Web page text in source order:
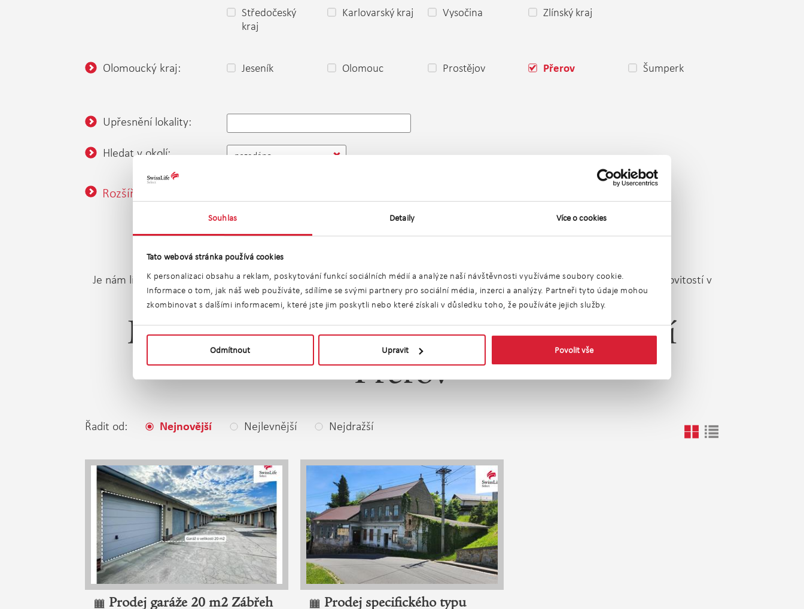
Souhlas Detaily Více o cookies
Tato webová stránka používá cookies
K personalizaci obsahu a reklam, poskytování funkcí sociálních médií a analýze naší návštěvnosti využíváme soubory cookie.
Informace o tom, jak náš web používáte, sdílíme se svými partnery pro sociální média, inzerci a analýzy. Partneři tyto údaje mohou
zkombinovat s dalšími informacemi, které jste jim poskytli nebo které získali v důsledku toho, že používáte jejich služby.
Odmítnout Upravit Povolit vše
Středočeský
kraj
Karlovarský kraj Vysočina Zlínský kraj
Olomoucký kraj: Jeseník Olomouc Prostějov Přerov Šumperk
Upřesnění lokality:
Hledat v okolí: nezadáno
Rozšířené vyhledávání
Je nám líto, ale v tuto chvíli nenabízíme žádnou nemovitost v této lokalitě. Můžete si však prohlédnout naši nabídku nemovitostí v
blízkém okolí.
Prodej specifických typu nemovitostí
Přerov
Řadit od: Nejnovější Nejlevnější Nejdražší
Prodej garáže 20 m2 Zábřeh
Prodej specifického typu